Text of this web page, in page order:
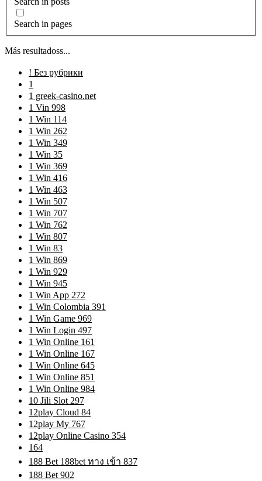
Search in pages
Más resultadoss...
! Без рубрики
1
1 greek-casino.net
1 Vin 998
1 Win 114
1 Win 262
1 Win 349
1 Win 35
1 Win 369
1 Win 416
1 Win 463
1 Win 507
1 Win 707
1 Win 762
1 Win 807
1 Win 83
1 Win 869
1 Win 929
1 Win 945
1 Win App 272
1 Win Colombia 391
1 Win Game 969
1 Win Login 497
1 Win Online 161
1 Win Online 167
1 Win Online 645
1 Win Online 851
1 Win Online 984
10 Jili Slot 297
12play Cloud 84
12play My 767
12play Online Casino 354
164
188 Bet 188bet ทาง เข้า 837
188 Bet 902